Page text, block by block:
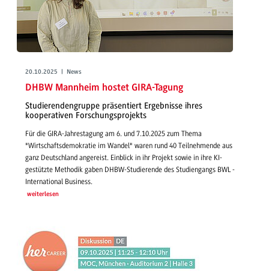
20.10.2025 | News
DHBW Mannheim hostet GIRA-Tagung
Studierendengruppe präsentiert Ergebnisse ihres
kooperativen Forschungsprojekts
Für die GIRA-Jahrestagung am 6. und 7.10.2025 zum Thema
"Wirtschaftsdemokratie im Wandel" waren rund 40 Teilnehmende aus
ganz Deutschland angereist. Einblick in ihr Projekt sowie in ihre KI-
gestützte Methodik gaben DHBW-Studierende des Studiengangs BWL -
International Business.
weiterlesen